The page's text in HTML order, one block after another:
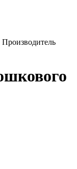
Производитель